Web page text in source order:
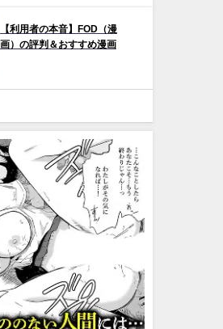
【利用者の本音】FOD（漫
画）の評判＆おすすめ漫画